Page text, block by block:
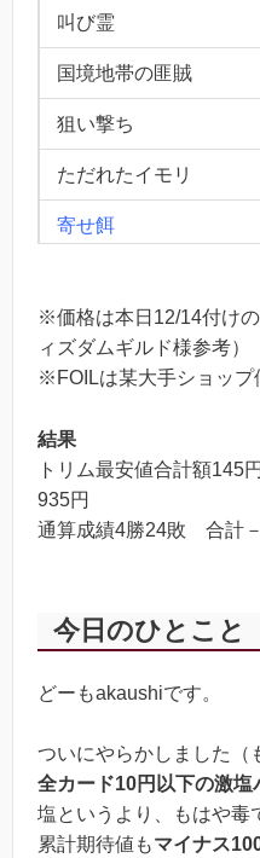
叫び霊
国境地帯の匪賊
狙い撃ち
ただれたイモリ
寄せ餌
火の玉
火のるつぼ
ウギンの末裔（FOIL）
※価格は本日12/14付け
ィズダムギルド様参考）
※FOILは某大手ショップ
結果
トリム最安値合計額145
935円
通算成績4勝24敗 合計
今日のひとこと
どーもakaushiです。
ついにやらかしました（
全カード10円以下の激塩
塩というより、もはや毒
累計期待値もマイナス